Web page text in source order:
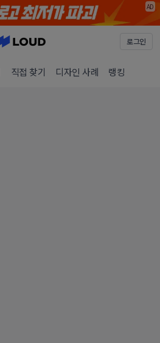
AD
로그인
직접 찾기 디자인 사례 랭킹